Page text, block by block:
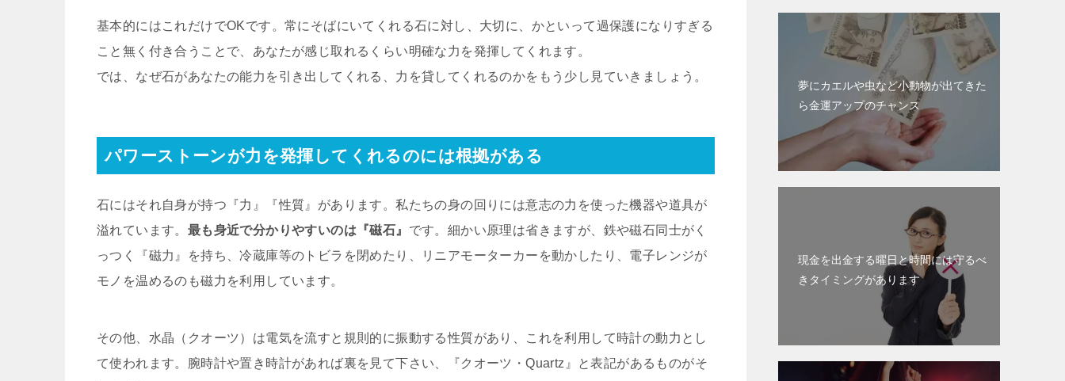
基本的にはこれだけでOKです。常にそばにいてくれる石に対し、大切に、かといって過保護になりすぎる
こと無く付き合うことで、あなたが感じ取れるくらい明確な力を発揮してくれます。
では、なぜ石があなたの能力を引き出してくれる、力を貸してくれるのかをもう少し見ていきましょう。
パワーストーンが力を発揮してくれるのには根拠がある
石にはそれ自身が持つ『力』『性質』があります。私たちの身の回りには意志の力を使った機器や道具が
溢れています。 最も身近で分かりやすいのは『磁石』 です。細かい原理は省きますが、鉄や磁石同士がく
っつく『磁力』を持ち、冷蔵庫等のトビラを閉めたり、リニアモーターカーを動かしたり、電子レンジが
モノを温めるのも磁力を利用しています。
その他、水晶（クオーツ）は電気を流すと規則的に振動する性質があり、これを利用して時計の動力とし
て使われます。腕時計や置き時計があれば裏を見て下さい、『クオーツ・Quartz』と表記があるものがそ
夢にカエルや虫など小動物が出てきた
ら金運アップのチャンス
現金を出金する曜日と時間には守るべ
きタイミングがあります